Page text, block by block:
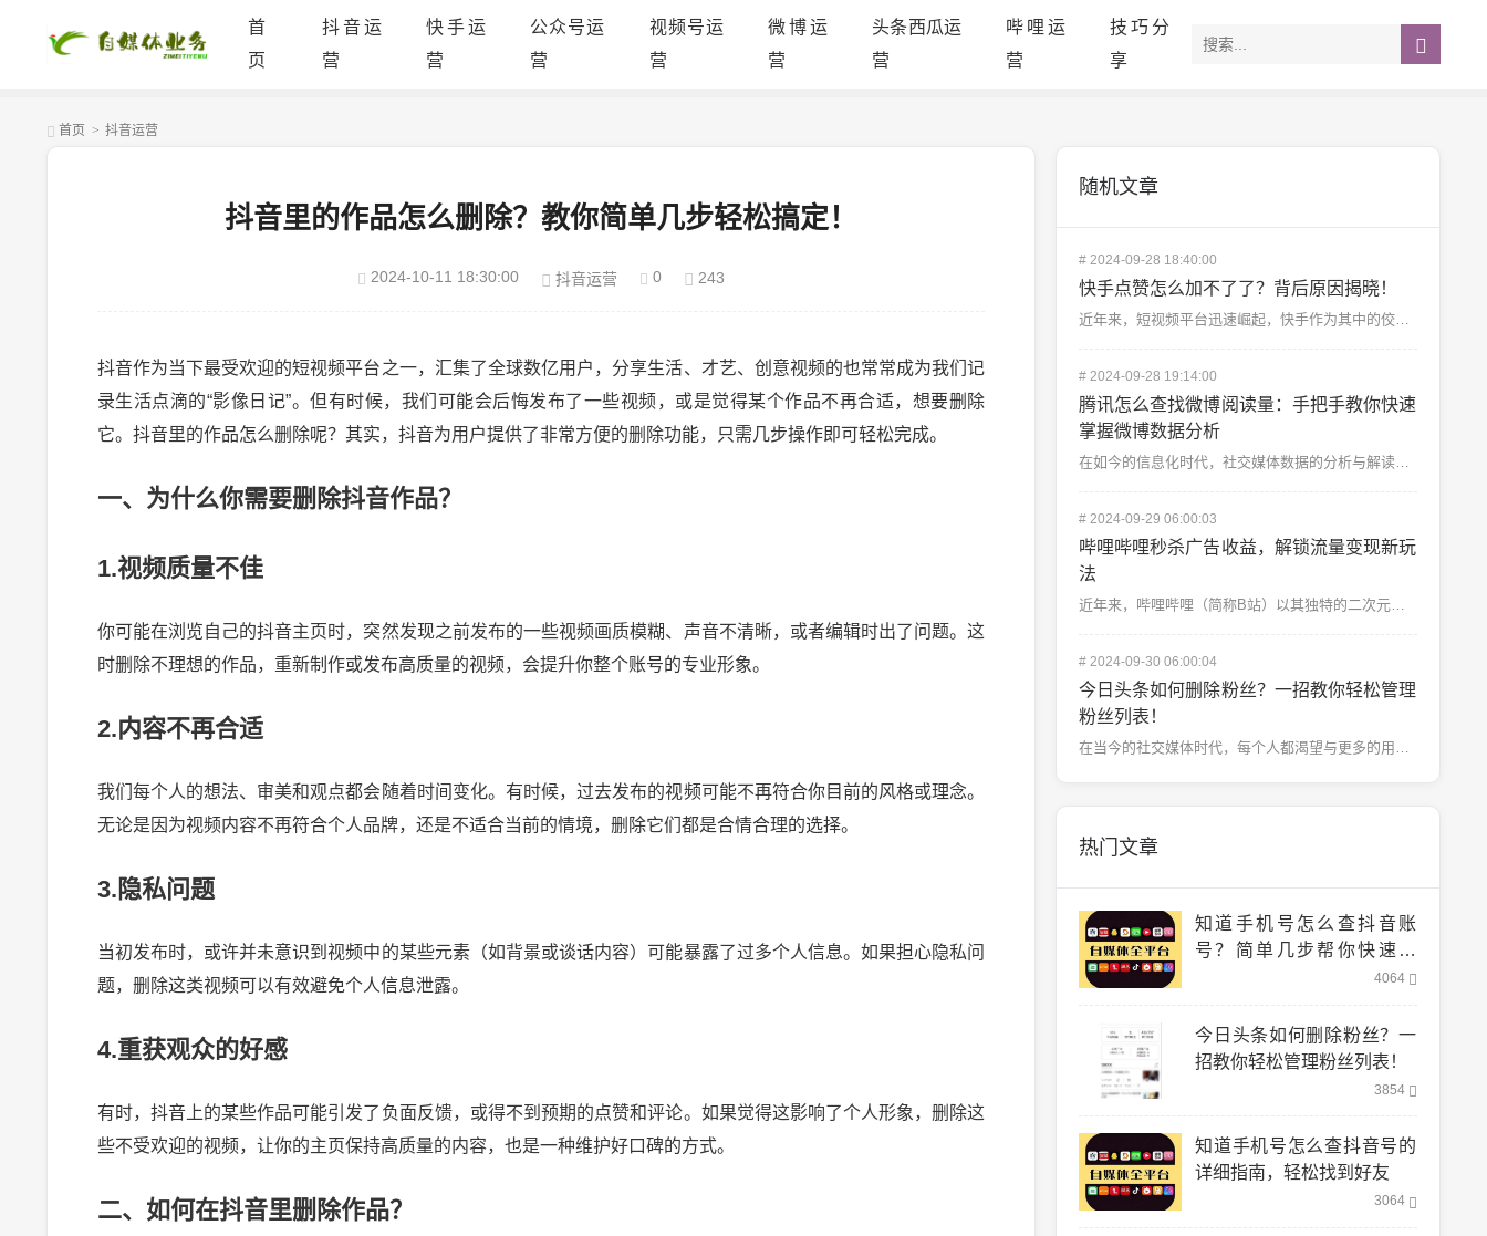
首
页
抖音运
营
快手运
营
公众号运
营
视频号运
营
微博运
营
头条西瓜运
营
哔哩运
营
技巧分
享
首页 > 抖音运营
抖音里的作品怎么删除？教你简单几步轻松搞定！
2024-10-11 18:30:00 抖音运营 0 243
抖音作为当下最受欢迎的短视频平台之一，汇集了全球数亿用户，分享生活、才艺、创意视频的也常常成为我们记
录生活点滴的“影像日记”。但有时候，我们可能会后悔发布了一些视频，或是觉得某个作品不再合适，想要删除
它。抖音里的作品怎么删除呢？其实，抖音为用户提供了非常方便的删除功能，只需几步操作即可轻松完成。
一、为什么你需要删除抖音作品？
1.视频质量不佳
你可能在浏览自己的抖音主页时，突然发现之前发布的一些视频画质模糊、声音不清晰，或者编辑时出了问题。这
时删除不理想的作品，重新制作或发布高质量的视频，会提升你整个账号的专业形象。
2.内容不再合适
我们每个人的想法、审美和观点都会随着时间变化。有时候，过去发布的视频可能不再符合你目前的风格或理念。
无论是因为视频内容不再符合个人品牌，还是不适合当前的情境，删除它们都是合情合理的选择。
3.隐私问题
当初发布时，或许并未意识到视频中的某些元素（如背景或谈话内容）可能暴露了过多个人信息。如果担心隐私问
题，删除这类视频可以有效避免个人信息泄露。
4.重获观众的好感
有时，抖音上的某些作品可能引发了负面反馈，或得不到预期的点赞和评论。如果觉得这影响了个人形象，删除这
些不受欢迎的视频，让你的主页保持高质量的内容，也是一种维护好口碑的方式。
二、如何在抖音里删除作品？
随机文章
#2024-09-28 18:40:00
快手点赞怎么加不了了？背后原因揭晓！
近年来，短视频平台迅速崛起，快手作为其中的佼佼者，吸引了无数用户通过点赞、评论等方式进行互动。最近有...
#2024-09-28 19:14:00
腾讯怎么查找微博阅读量：手把手教你快速
掌握微博数据分析
在如今的信息化时代，社交媒体数据的分析与解读显得尤为重要，尤其是对于微博这样的热门社交平台。对于许多...
#2024-09-29 06:00:03
哔哩哔哩秒杀广告收益，解锁流量变现新玩
法
近年来，哔哩哔哩（简称B站）以其独特的二次元文化和年轻用户群体，成为了众多品牌和商家瞄准的营销热土。...
#2024-09-30 06:00:04
今日头条如何删除粉丝？一招教你轻松管理
粉丝列表！
在当今的社交媒体时代，每个人都渴望与更多的用户建立联系，尤其是在像今日头条这样的平台上。拥有大量粉丝...
热门文章
知道手机号怎么查抖音账
号？简单几步帮你快速找
4064
今日头条如何删除粉丝？一
招教你轻松管理粉丝列表！
3854
知道手机号怎么查抖音号的
详细指南，轻松找到好友
3064